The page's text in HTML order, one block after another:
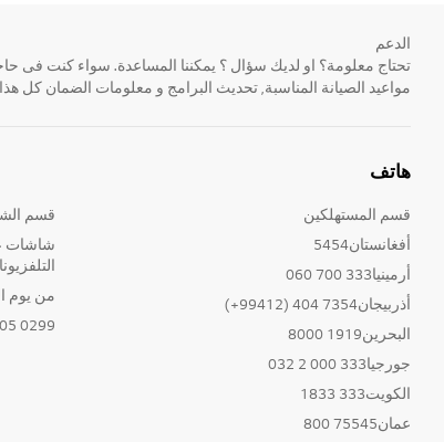
الدعم
مواعيد الصيانة المناسبة, تحديث البرامج و معلومات الضمان كل
هاتف
قسم المستهلكين
أفغانستان5454
أرمينيا333 700 060
أذربيجان7354 404 (99412+)
البحرين1919 8000
جورجيا333 000 2 032
الكويت333 1833
عمان75545 800
قسم
شاشات
من يوم
0299 805 4 971+